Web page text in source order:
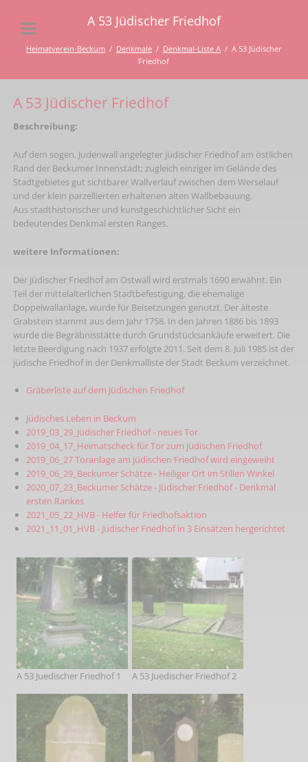
A 53 Jüdischer Friedhof
Heimatverein-Beckum Denkmale Denkmal-Liste A
A 53 Jüdischer
Friedhof
A 53 Jüdischer Friedhof
Beschreibung:
Auf dem sogen. Judenwall angelegter jüdischer Friedhof am östlichen
Rand der Beckumer Innenstadt; zugleich einziger im Gelände des
Stadtgebietes gut sichtbarer Wallverlauf zwischen dem Werselauf
und der klein parzellierten erhaltenen alten Wallbebauung.
Aus stadthistorischer und kunstgeschichtlicher Sicht ein
bedeutendes Denkmal ersten Ranges.
weitere Informationen:
Der jüdischer Friedhof am Ostwall wird erstmals 1690 erwähnt. Ein
Teil der mittelalterlichen Stadtbefestigung, die ehemalige
Doppelwallanlage, wurde für Beisetzungen genutzt. Der älteste
Grabstein stammt aus dem Jahr 1758. In den Jahren 1886 bis 1893
wurde die Begräbnisstätte durch Grundstücksankäufe erweitert. Die
letzte Beerdigung nach 1937 erfolgte 2011. Seit dem 8. Juli 1985 ist der
jüdische Friedhof in der Denkmalliste der Stadt Beckum verzeichnet.
Gräberliste auf dem Jüdischen Friedhof
Jüdisches Leben in Beckum
2019_03_29_Jüdischer Friedhof - neues Tor
2019_04_17_Heimatscheck für Tor zum jüdischen Friedhof
2019_06_27 Toranlage am jüdischen Friedhof wird eingeweiht
2019_06_29_Beckumer Schätze - Heiliger Ort im Stillen Winkel
2020_07_23_Beckumer Schätze - Jüdischer Friedhof - Denkmal
ersten Rankes
2021_05_22_HVB - Helfer für Friedhofsaktion
2021_11_01_HVB - Jüdischer Friedhof in 3 Einsätzen hergerichtet
A 53 Juedischer Friedhof 1 A 53 Juedischer Friedhof 2